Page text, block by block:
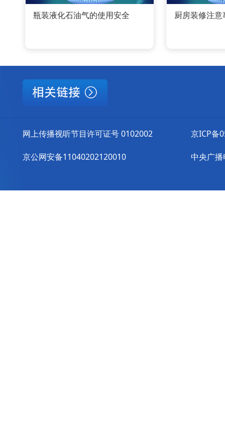
瓶装液化石油气的使用安全 厨房装修注意
网上传播视听节目许可证号 0102002
京公网安备11040202120010
京ICP备
中央广